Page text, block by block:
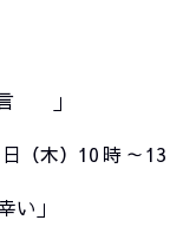
言 」
（木）10 時 ～ 13
い」